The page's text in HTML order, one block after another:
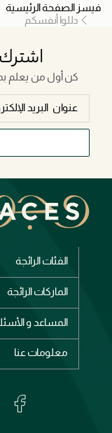
فيسز الصفحة الرئيسية
دللوا أنفسكم
اشترك
كن أول من يعلم
الفئات الرائجة
الأكثر مبيعاً
اشترِ بطاقة هدية
الماركات الرائجة
بربري
إيف سان لوران
المساعد و
معلومات عنا
خدمات المعارض